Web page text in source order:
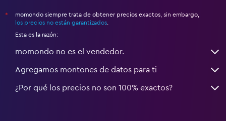
*
momondo siempre trata de obtener precios exactos, sin embargo,
los precios no están garantizados
Esta es la razón:
momondo no es el vendedor.
Agregamos montones de datos para ti
¿Por qué los precios no son 100% exactos?